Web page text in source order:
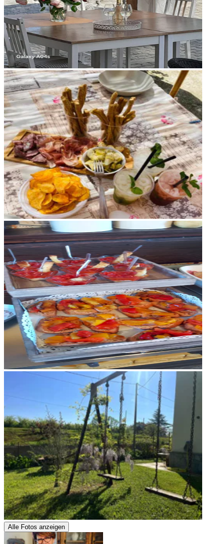
Alle Fotos anzeigen